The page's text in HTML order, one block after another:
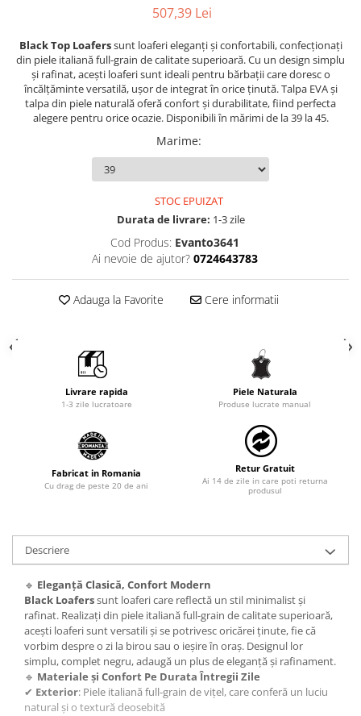
507,39 Lei
Black Top Loaferssunt loaferi eleganți și confortabili, confecționați
din piele italiană full-grain de calitate superioară. Cu un design simplu
și rafinat, acești loaferi sunt ideali pentru bărbații care doresc o
încălțăminte versatilă, ușor de integrat în orice ținută. Talpa EVA și
talpa din piele naturală oferă confort și durabilitate, fiind perfecta
alegere pentru orice ocazie. Disponibili în mărimi de la 39 la 45.
Marime:
STOC EPUIZAT
Durata de livrare: 1-3 zile
Cod Produs: Evanto3641
Ai nevoie de ajutor? 0724643783
Adauga la Favorite Cere informatii
Livrare rapida
1-3 zile lucratoare
Piele Naturala
Produse lucrate manual
Fabricat in Romania
Cu drag de peste 20 de ani
Retur Gratuit
Ai 14 de zile in care poti returna
produsul
Descriere
🔹 Eleganță Clasică, Confort Modern
Black Loaferssunt loaferi care reflectă un stil minimalist și
rafinat. Realizați din piele italiană full-grain de calitate superioară,
acești loaferi sunt versatili și se potrivesc oricărei ținute, fie că
vorbim despre o zi la birou sau o ieșire în oraș. Designul lor
simplu, complet negru, adaugă un plus de eleganță și rafinament.
🔹 Materiale și Confort Pe Durata Întregii Zile
✔ Exterior: Piele italiană full-grain de vițel, care conferă un luciu
natural și o textură deosebită